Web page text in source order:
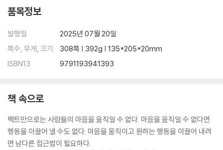
- 왜 그렇게 유치하게 구는 거야?
- 그건 하고 싶지 않은데요
영향력 있는 사람이 되면 직함은 따라온다
전남편의 이혼 변호사를 고용하고 싶었다
예스맨은 한가한 사람으로 인식된다
- 내 상사도 아니면서 왜 이래라 저래라야
- 너 진짜 인성 별로다. 못돼 처먹었네
- 연봉 올려 주세요
품목정보
발행일
2025년 07월 20일
쪽수, 무게, 크기
308쪽 | 392g | 135*205*20mm
ISBN13
9791193941393
책 속으로
팩트만으로는 사람들의 마음을 움직일 수 없다. 마음을 움직일 수 없다면
행동을 이끌어 낼 수도 없다. 마음을 움직이고 원하는 행동을 이끌어 내려
면 남다른 접근법이 필요하다.